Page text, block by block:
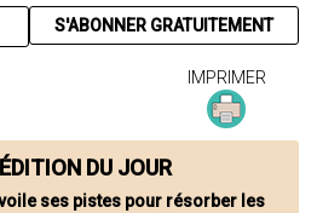
S'ABONNER GRATUITEMENT
IMPRIMER
DU JOUR
ses pistes pour résorber les